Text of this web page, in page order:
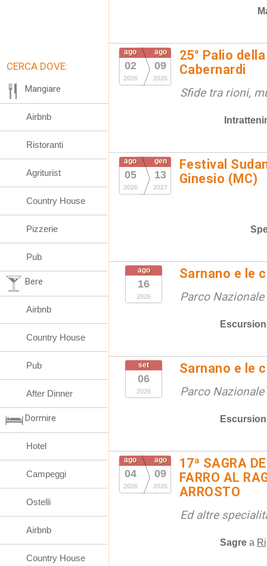
ago
02
2026
ago
09
2026
25° Palio
Cabernardi
Sfide tra rioni,
ago
05
2026
gen
13
2027
Festival
Ginesio (MC)
ago
16
2026
Sarnano e le
Parco
set
06
2026
Sarnano e le
Parco
ago
04
2026
ago
09
2026
17ª SAGRA
FARRO AL
ARROSTO
Ed altre
Sagre a
CERCA DOVE:
Mangiare
Airbnb
Ristoranti
Agriturist
Country House
Pizzerie
Pub
Bere
Airbnb
Country House
Pub
After Dinner
Dormire
Hotel
Campeggi
Ostelli
Airbnb
Country House